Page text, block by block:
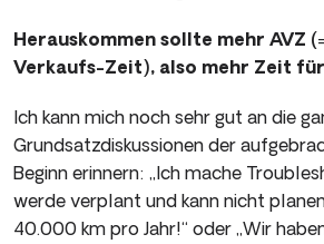
Herauskommen sollte mehr AVZ
Verkaufs-Zeit), also mehr Zeit
Ich kann mich noch sehr gut an die
Grundsatzdiskussionen der
Beginn erinnern: „Ich mache
werde verplant und kann nicht
40.000 km pro Jahr!“ oder „Wir